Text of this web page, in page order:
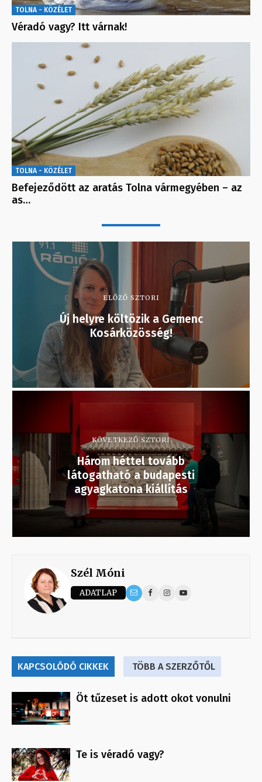
TOLNA - KÖZÉLET
Véradó vagy? Itt várnak!
TOLNA - KÖZÉLET
Befejeződött az aratás Tolna vármegyében – az
as…
ELŐZŐ SZTORI
Új helyre költözik a Gemenc
Kosárközösség!
KÖVETKEZŐ SZTORI
Három héttel tovább
látogatható a budapesti
agyagkatona kiállítás
Szél Móni
ADATLAP
KAPCSOLÓDÓ CIKKEK TÖBB A SZERZŐTŐL
Öt tűzeset is adott okot vonulni
Te is véradó vagy?